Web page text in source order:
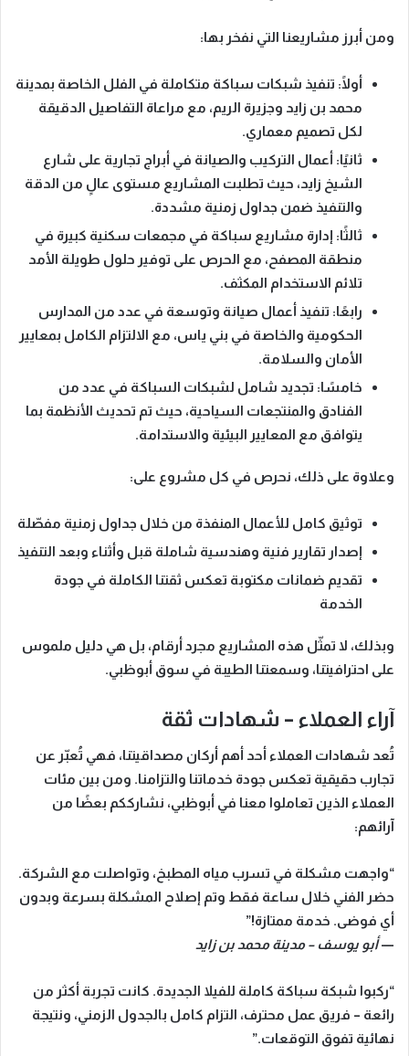
ومن أبرز مشاريعنا التي نفخر بها:
أولًا: تنفيذ شبكات سباكة متكاملة في الفلل الخاصة بمدينة
محمد بن زايد وجزيرة الريم، مع مراعاة التفاصيل الدقيقة
لكل تصميم معماري.
ثانيًا: أعمال التركيب والصيانة في أبراج تجارية على شارع
الشيخ زايد، حيث تطلبت المشاريع مستوى عالٍ من الدقة
والتنفيذ ضمن جداول زمنية مشددة.
ثالثًا: إدارة مشاريع سباكة في مجمعات سكنية كبيرة في
منطقة المصفح، مع الحرص على توفير حلول طويلة الأمد
تلائم الاستخدام المكثف.
رابعًا: تنفيذ أعمال صيانة وتوسعة في عدد من المدارس
الحكومية والخاصة في بني ياس، مع الالتزام الكامل بمعايير
الأمان والسلامة.
خامسًا: تجديد شامل لشبكات السباكة في عدد من
الفنادق والمنتجعات السياحية، حيث تم تحديث الأنظمة بما
يتوافق مع المعايير البيئية والاستدامة.
وعلاوة على ذلك، نحرص في كل مشروع على:
توثيق كامل للأعمال المنفذة من خلال جداول زمنية مفصّلة
إصدار تقارير فنية وهندسية شاملة قبل وأثناء وبعد التنفيذ
تقديم ضمانات مكتوبة تعكس ثقتنا الكاملة في جودة
الخدمة
وبذلك، لا تمثّل هذه المشاريع مجرد أرقام، بل هي دليل ملموس
على احترافيتنا، وسمعتنا الطيبة في سوق أبوظبي.
آراء العملاء – شهادات ثقة
تُعد شهادات العملاء أحد أهم أركان مصداقيتنا، فهي تُعبّر عن
تجارب حقيقية تعكس جودة خدماتنا والتزامنا. ومن بين مئات
العملاء الذين تعاملوا معنا في أبوظبي، نشارككم بعضًا من
آرائهم:
“واجهت مشكلة في تسرب مياه المطبخ، وتواصلت مع الشركة.
حضر الفني خلال ساعة فقط وتم إصلاح المشكلة بسرعة وبدون
أي فوضى. خدمة ممتازة!”
—أبو يوسف – مدينة محمد بن زايد
“ركبوا شبكة سباكة كاملة للفيلا الجديدة. كانت تجربة أكثر من
رائعة – فريق عمل محترف، التزام كامل بالجدول الزمني، ونتيجة
نهائية تفوق التوقعات.”